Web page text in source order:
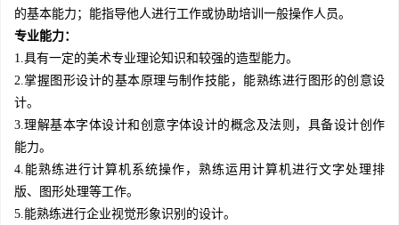
的基本能力；能指导他人进行工作或协助培训一般操作人员。
专业能力：
1.具有一定的美术专业理论知识和较强的造型能力。
2.掌握图形设计的基本原理与制作技能，能熟练进行图形的创意设
计。
3.理解基本字体设计和创意字体设计的概念及法则，具备设计创作
能力。
4.能熟练进行计算机系统操作，熟练运用计算机进行文字处理排
版、图形处理等工作。
5.能熟练进行企业视觉形象识别的设计。